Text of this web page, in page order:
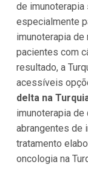
de imunoterapia
especialmente
imunoterapia
pacientes com
resultado, a
acessíveis
delta na
imunoterapia de
abrangentes de
tratamento
oncologia na